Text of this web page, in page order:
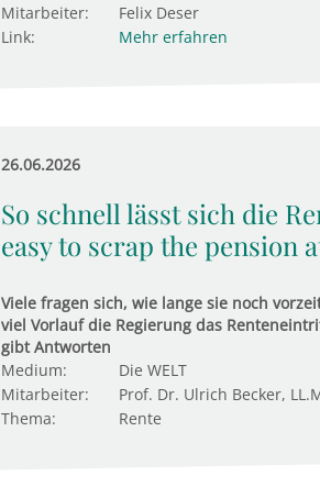
Mitarbeiter:
Felix Deser
Link:
Mehr erfahren
26.06.2026
So schnell lässt sich die
easy to scrap the pension
Viele fragen sich, wie lange sie noch
viel Vorlauf die Regierung das
gibt Antworten
Medium:
Die WELT
Mitarbeiter:
Prof. Dr. Ulrich Becker,
Thema:
Rente